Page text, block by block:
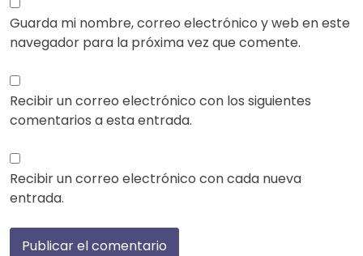
Guarda mi nombre, correo electrónico y web en este
navegador para la próxima vez que comente.
Recibir un correo electrónico con los siguientes
comentarios a esta entrada.
Recibir un correo electrónico con cada nueva
entrada.